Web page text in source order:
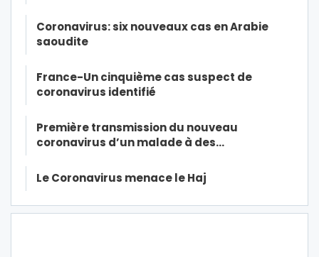
Coronavirus: six nouveaux cas en Arabie
saoudite
France-Un cinquième cas suspect de
coronavirus identifié
Première transmission du nouveau
coronavirus d’un malade à des…
Le Coronavirus menace le Haj